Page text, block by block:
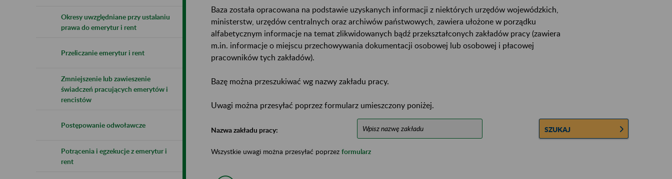
Okresy uwzględniane przy ustalaniu
prawa do emerytur i rent
Przeliczanie emerytur i rent
Zmniejszenie lub zawieszenie
świadczeń pracujących emerytów i
rencistów
Postępowanie odwoławcze
Potrącenia i egzekucje z emerytur i
rent
Baza została opracowana na podstawie uzyskanych informacji z niektórych urzędów wojewódzkich,
ministerstw, urzędów centralnych oraz archiwów państwowych, zawiera ułożone w porządku
alfabetycznym informacje na temat zlikwidowanych bądź przekształconych zakładów pracy (zawiera
m.in. informacje o miejscu przechowywania dokumentacji osobowej lub osobowej i płacowej
pracowników tych zakładów).
Bazę można przeszukiwać wg nazwy zakładu pracy.
Uwagi można przesyłać poprzez formularz umieszczony poniżej.
Nazwa zakładu pracy: SZUKAJ
Wszystkie uwagi można przesyłać poprzez formularz